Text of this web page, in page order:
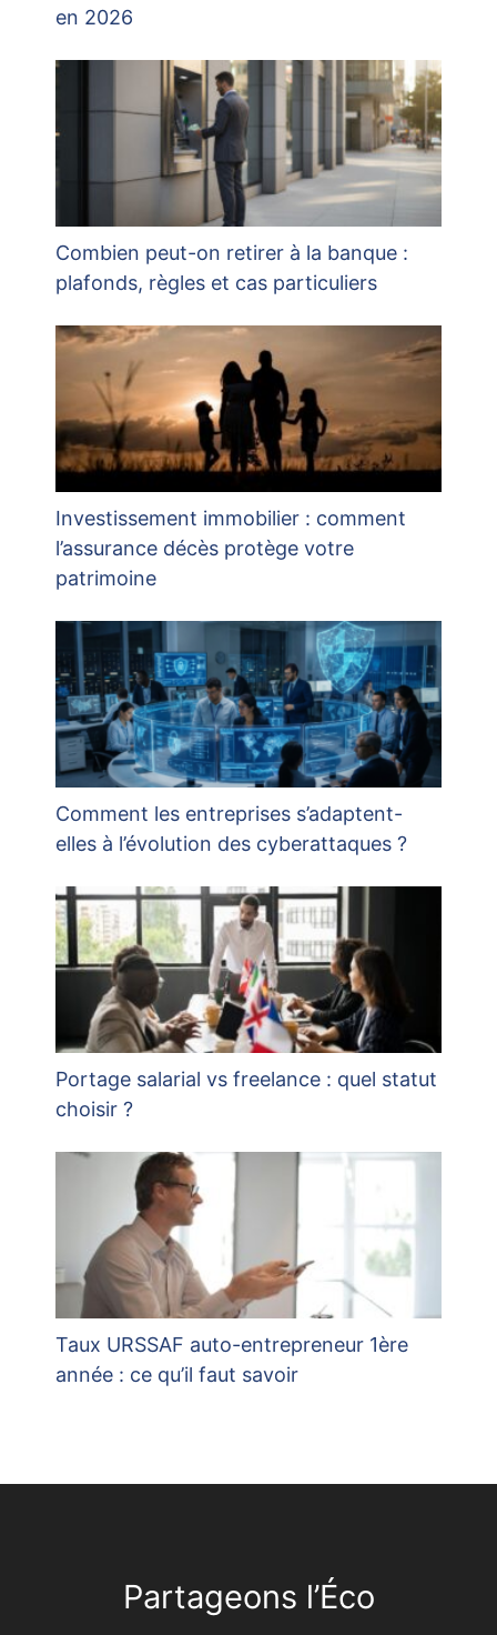
en 2026
Combien peut-on retirer à la banque :
plafonds, règles et cas particuliers
Investissement immobilier : comment
l’assurance décès protège votre
patrimoine
Comment les entreprises s’adaptent-
elles à l’évolution des cyberattaques ?
Portage salarial vs freelance : quel statut
choisir ?
Taux URSSAF auto-entrepreneur 1ère
année : ce qu’il faut savoir
Partageons l’Éco